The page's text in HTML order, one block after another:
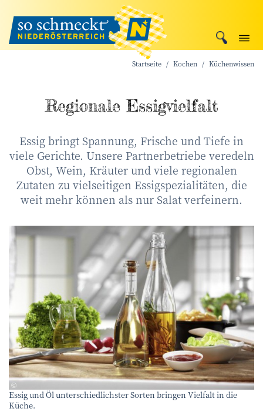
Startseite Kochen Küchenwissen
Regionale Essigvielfalt
Essig bringt Spannung, Frische und Tiefe in
viele Gerichte. Unsere Partnerbetriebe veredeln
Obst, Wein, Kräuter und viele regionalen
Zutaten zu vielseitigen Essigspezialitäten, die
weit mehr können als nur Salat verfeinern.
©Monster - stock.adobe.com
Essig und Öl unterschiedlichster Sorten bringen Vielfalt in die
Küche.